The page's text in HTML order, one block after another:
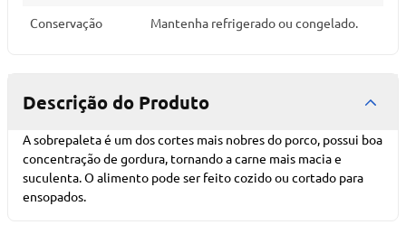
Conservação Mantenha refrigerado ou congelado.
Descrição do Produto
A sobrepaleta é um dos cortes mais nobres do porco, possui boa
concentração de gordura, tornando a carne mais macia e
suculenta. O alimento pode ser feito cozido ou cortado para
ensopados.